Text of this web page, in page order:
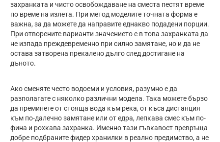
захранката и чисто освобождаване на сместа пестят време
по време на излета. При метод моделите точната форма е
важна, за да можете да направите еднакво подадени порции.
При отворените варианти значението е в това захранката да
не изпада преждевременно при силно замятане, но и да не
остава затворена прекалено дълго след достигане на
дъното.
Ако сменяте често водоеми и условия, разумно е да
разполагате с няколко различни модела. Така можете бързо
да преминете от стояща вода към река, от къса дистанция
към по-далечно замятане или от едра, лепкава смес към по-
фина и рохкава захранка. Именно тази гъвкавост превръща
добре подбраните фидер хранилки в реално предимство, а не